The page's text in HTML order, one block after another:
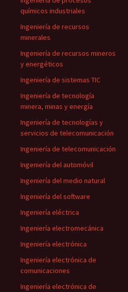
químicos industriales
Ingeniería de recursos
minerales
Ingeniería de recursos mineros
y energéticos
Ingeniería de sistemas TIC
Ingeniería de tecnología
minera, minas y energía
Ingeniería de tecnologías y
servicios de telecomunicación
Ingeniería de telecomunicación
Ingeniería del automóvil
Ingeniería del medio natural
Ingeniería del software
Ingeniería eléctrica
Ingeniería electromecánica
Ingeniería electrónica
Ingeniería electrónica de
comunicaciones
Ingeniería electrónica de